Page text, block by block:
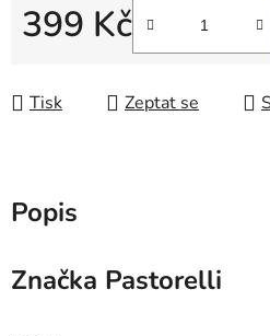
399 Kč
Tisk Zeptat se
Popis
Značka Pastorelli